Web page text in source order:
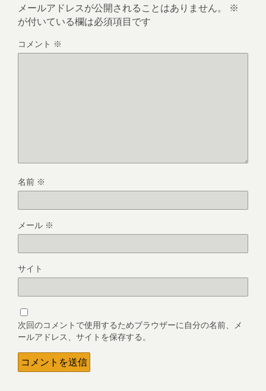
メールアドレスが公開されることはありません。
※
が付いている欄は必須項目です
コメント ※
名前 ※
メール ※
サイト
次回のコメントで使用するためブラウザーに自分の名前、メ
ールアドレス、サイトを保存する。